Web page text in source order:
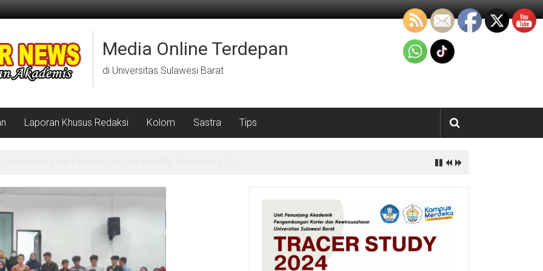
Media Online Terdepan
di Universitas Sulawesi Barat
Laporan Khusus Redaksi Kolom Sastra Tips